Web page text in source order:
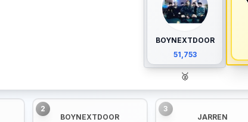
BOYNEXTDOOR
51,753
🥈
2
BOYNEXTDOOR
3
JARREN